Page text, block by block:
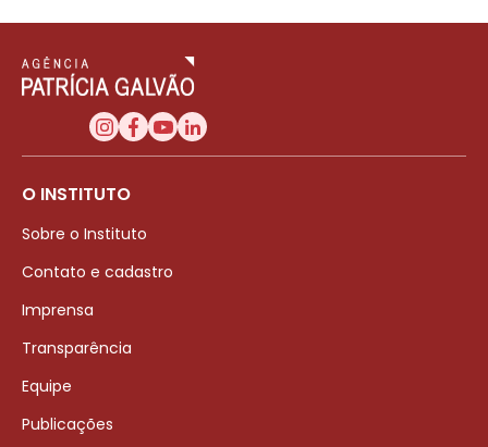
O INSTITUTO
Sobre o Instituto
Contato e cadastro
Imprensa
Transparência
Equipe
Publicações